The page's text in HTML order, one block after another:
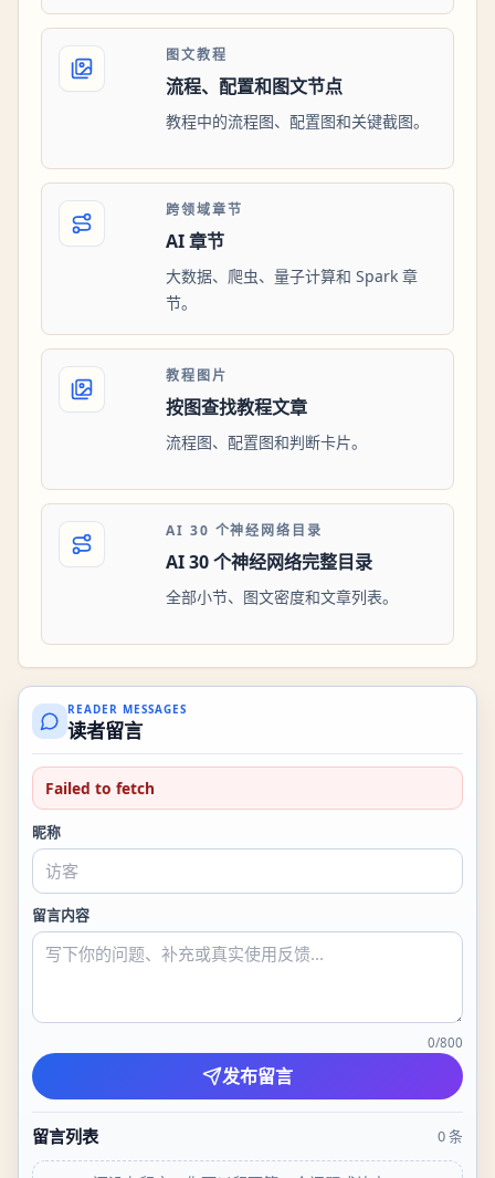
图文教程
流程、配置和图文节点
教程中的流程图、配置图和关键截图。
跨领域章节
AI 章节
大数据、爬虫、量子计算和 Spark 章
节。
教程图片
按图查找教程文章
流程图、配置图和判断卡片。
AI 30 个神经网络目录
AI 30 个神经网络完整目录
全部小节、图文密度和文章列表。
READER MESSAGES
读者留言
Failed to fetch
昵称
留言内容
0/800
发布留言
留言列表 0条